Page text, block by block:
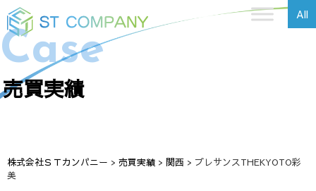
All
Case
売買実績
株式会社ＳＴカンパニー > 売買実績 > 関西 > プレサンスTHEKYOTO彩
美